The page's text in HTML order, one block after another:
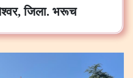
जिला. भरूच